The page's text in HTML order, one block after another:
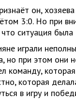
он,
3:0. Но при
ситуация
играли
но при этом они
команду,
которая
в игру и